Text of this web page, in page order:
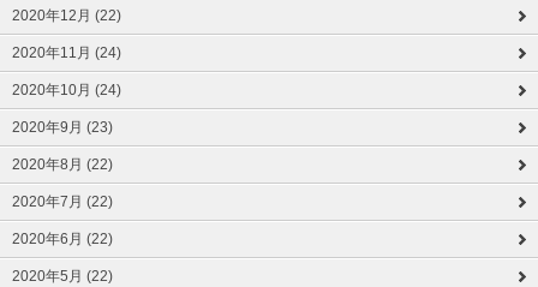
2020年12月 (22)
2020年11月 (24)
2020年10月 (24)
2020年9月 (23)
2020年8月 (22)
2020年7月 (22)
2020年6月 (22)
2020年5月 (22)